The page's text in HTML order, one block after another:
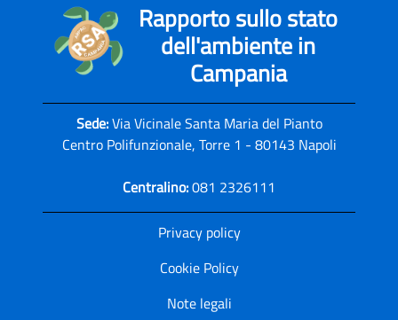
Rapporto sullo stato
dell'ambiente in
Campania
Sede:Via Vicinale Santa Maria del Pianto
Centro Polifunzionale, Torre 1 - 80143 Napoli
Centralino:081 2326111
Privacy policy
Cookie Policy
Note legali